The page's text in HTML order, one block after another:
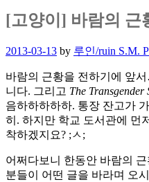
[고양이] 바람의 근
Posted
2013-03-13 by 루인/ruin S.M.
바람의 근황을 전하기에 앞
니다. 그리고 The Transgender
음하하하하하. 통장 잔고가
히. 하지만 학교 도서관에 먼
착하겠지요? ;ㅅ;
어쩌다보니 한동안 바람의
분들이 어떤 글을 바라며 오